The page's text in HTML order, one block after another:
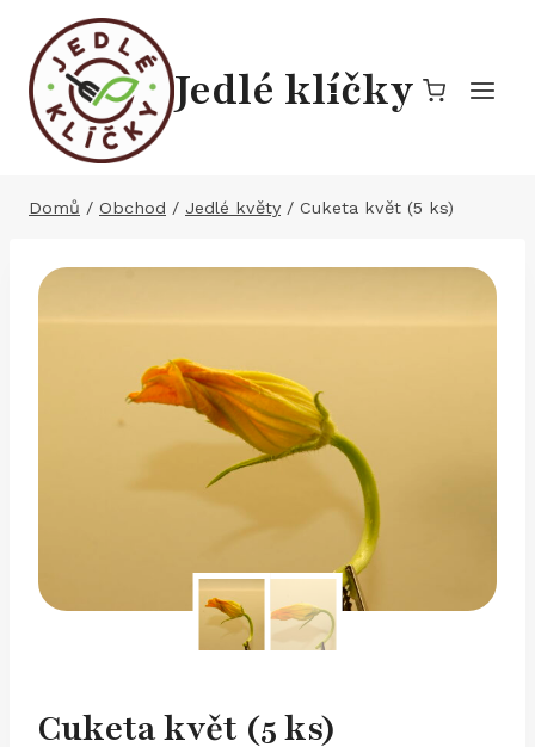
Přeskočit
obsah
Jedlé klíčky
Domů / Obchod / Jedlé květy / Cuketa květ (5 ks)
Cuketa květ (5 ks)